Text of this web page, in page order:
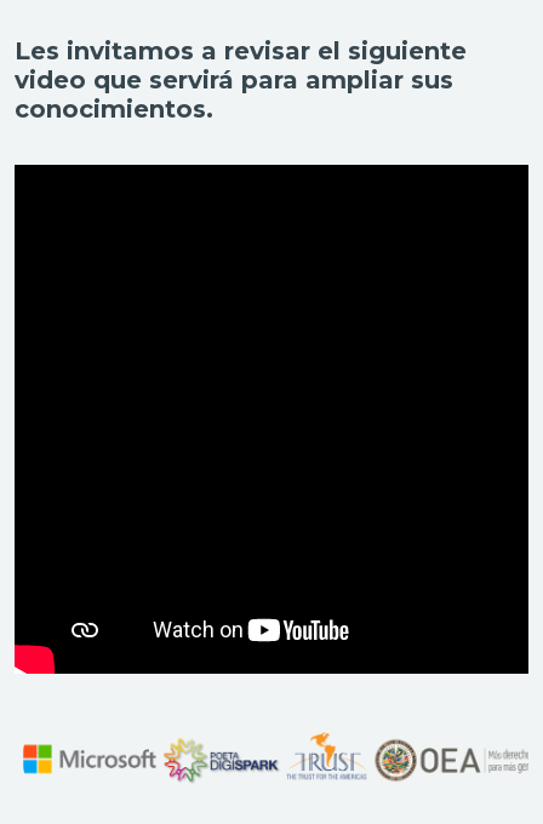
Les invitamos a revisar el siguiente
video que servirá para ampliar sus
conocimientos.